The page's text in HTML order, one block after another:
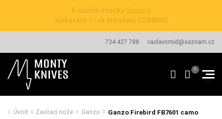
Vyzkoušejte naší službubroušení nožů
a užijte si dokonale ostré nože.
734 427 788 vaclavsmid@seznam.cz
Úvod Zavírací nože Ganzo Ganzo Firebird FB7601 camo